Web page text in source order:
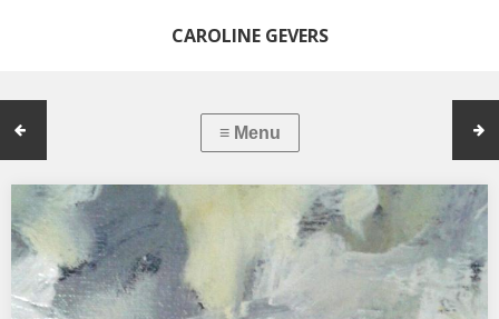
CAROLINE GEVERS